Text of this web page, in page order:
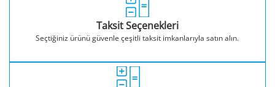
Taksit Seçenekleri
Seçtiğiniz ürünü güvenle çeşitli taksit imkanlarıyla satın alın.